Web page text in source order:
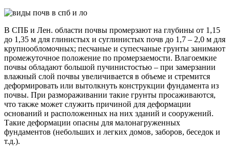
В СПБ и Лен. области почвы промерзают на глубины от 1,15
до 1,35 м для глинистых и суглинистых почв до 1,7 – 2,0 м для
крупнообломочных; песчаные и супесчаные грунты занимают
промежуточное положение по промерзаемости. Влагоемкие
почвы обладают большой пучинистостью – при замерзании
влажный слой почвы увеличивается в объеме и стремится
деформировать или вытолкнуть конструкции фундамента из
почвы. При размораживании такие грунты просаживаются,
что также может служить причиной для деформации
оснований и расположенных на них зданий и сооружений.
Такие деформации опасны для малонагруженных
фундаментов (небольших и легких домов, заборов, беседок и
т.д.).